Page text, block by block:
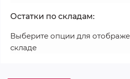
Остатки по складам:
Выберите опции для
складе